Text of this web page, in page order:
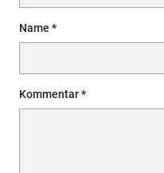
Name
Kommentar